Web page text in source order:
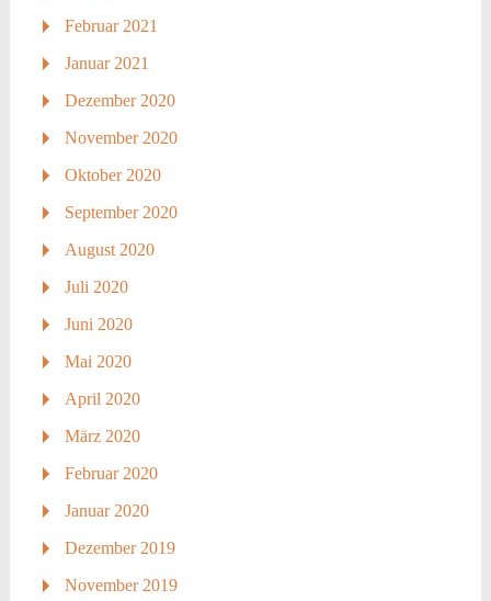
Februar 2021
Januar 2021
Dezember 2020
November 2020
Oktober 2020
September 2020
August 2020
Juli 2020
Juni 2020
Mai 2020
April 2020
März 2020
Februar 2020
Januar 2020
Dezember 2019
November 2019